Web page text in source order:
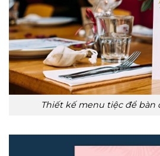
Thiết kế menu tiệc để bàn